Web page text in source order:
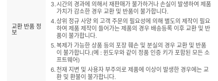
교환 반품 정
보
시간의 경과에 의해서 재판매가 불가하거나 손실이 발생하여 제품
가치가 감소한 경우 교환 및 반품이 불가합니다.
상위 정규 사양 외 고객 주문의 필요성에 의해 별도의 제작이 필요
하여 제품 제작이 들어가는 제품의 경우 배송등록 이후 교환 및 반
품이 불가합니다.
복제가 가능한 상품 등의 포장 훼손 및 분실의 경우 교환 및 반품
이 불가합니다.(예 : 윈도우와 같이 정품 인증 키가 포함된 모든 소
프트웨어)
천재 지변 및 사용자 부주의로 제품에 이상이 발생한 경우에는 교
환 및 환불이 불가합니다.